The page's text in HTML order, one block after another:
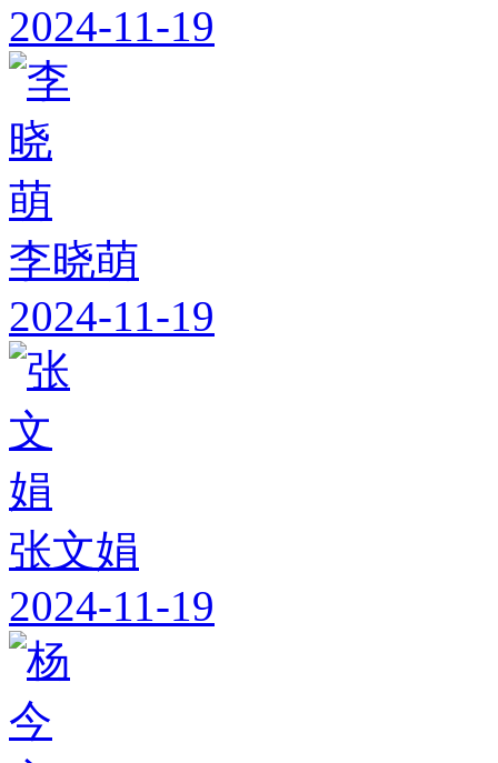
2024-11-19
李晓萌
2024-11-19
张文娟
2024-11-19